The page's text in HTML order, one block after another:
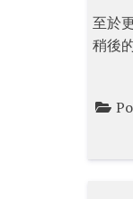
至於
稍後